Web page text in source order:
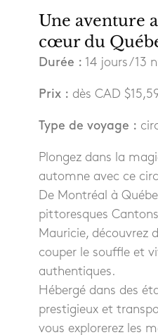
Une aventure
cœur du
Durée : 14 jours / 13
Prix : dès CAD
Type de voyage :
Plongez dans la
automne avec ce
De Montréal à
pittoresques
Mauricie, découvrez
couper le souffle et
authentiques.
Hébergé dans des
prestigieux et
vous explorerez les